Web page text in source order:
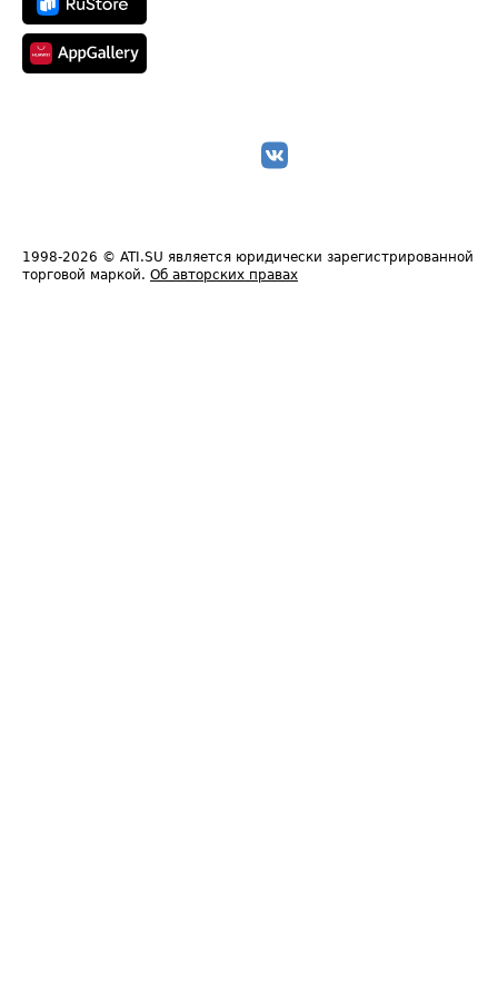
1998-2026 © ATI.SU является юридически зарегистрированной
торговой маркой. Об авторских правах